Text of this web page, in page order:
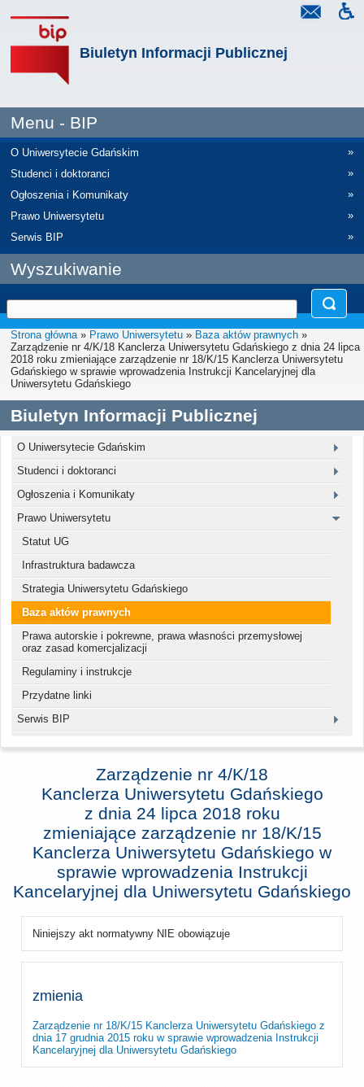
Biuletyn Informacji Publicznej
Menu - BIP
O Uniwersytecie Gdańskim
»
Studenci i doktoranci
»
Ogłoszenia i Komunikaty
»
Prawo Uniwersytetu
»
Serwis BIP
»
Wyszukiwanie
Strona główna» Prawo Uniwersytetu » Baza aktów prawnych »
Zarządzenie nr 4/K/18 Kanclerza Uniwersytetu Gdańskiego z dnia 24 lipca
2018 roku zmieniające zarządzenie nr 18/K/15 Kanclerza Uniwersytetu
Gdańskiego w sprawie wprowadzenia Instrukcji Kancelaryjnej dla
Uniwersytetu Gdańskiego
Biuletyn Informacji Publicznej
O Uniwersytecie Gdańskim
Studenci i doktoranci
Ogłoszenia i Komunikaty
Prawo Uniwersytetu
Statut UG
Infrastruktura badawcza
Strategia Uniwersytetu Gdańskiego
Baza aktów prawnych
Prawa autorskie i pokrewne, prawa własności przemysłowej
oraz zasad komercjalizacji
Regulaminy i instrukcje
Przydatne linki
Serwis BIP
Zarządzenie nr 4/K/18
Kanclerza Uniwersytetu Gdańskiego
z dnia 24 lipca 2018 roku
zmieniające zarządzenie nr 18/K/15
Kanclerza Uniwersytetu Gdańskiego w
sprawie wprowadzenia Instrukcji
Kancelaryjnej dla Uniwersytetu Gdańskiego
Niniejszy akt normatywny NIE obowiązuje
zmienia
Zarządzenie nr 18/K/15 Kanclerza Uniwersytetu Gdańskiego z
dnia 17 grudnia 2015 roku w sprawie wprowadzenia Instrukcji
Kancelaryjnej dla Uniwersytetu Gdańskiego